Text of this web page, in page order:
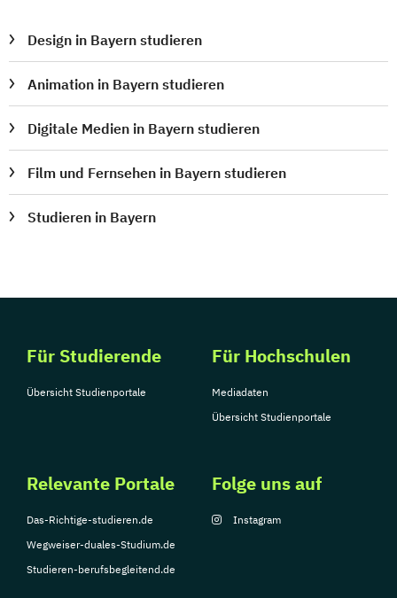
Design in Bayern studieren
Animation in Bayern studieren
Digitale Medien in Bayern studieren
Film und Fernsehen in Bayern studieren
Studieren in Bayern
Für Studierende
Übersicht Studienportale
Für Hochschulen
Mediadaten
Übersicht Studienportale
Relevante Portale
Das-Richtige-studieren.de
Wegweiser-duales-Studium.de
Studieren-berufsbegleitend.de
Folge uns auf
Instagram